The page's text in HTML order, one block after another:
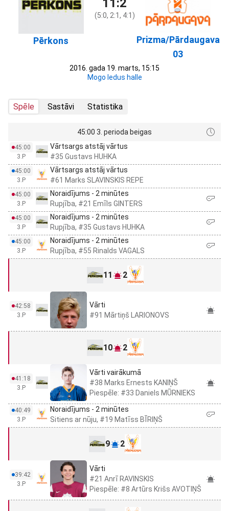
Pērkons
(5:0, 2:1, 4:1)
Prizma/Pārdaugava
03
2016. gada 19. marts, 15:15
Mogo ledus halle
Spēle Sastāvi Statistika
45:00 3. perioda beigas
45:00
3.P
Vārtsargs atstāj vārtus
#35 Gustavs HUHKA
45:00
3.P
Vārtsargs atstāj vārtus
#61 Marks SLAVINSKIS REPE
45:00
3.P
Noraidījums - 2 minūtes
Rupjība, #21 Emīls GINTERS
45:00
3.P
Noraidījums - 2 minūtes
Rupjība, #35 Gustavs HUHKA
45:00
3.P
Noraidījums - 2 minūtes
Rupjība, #55 Rinalds VAGALS
11 2
42:58
3.P
Vārti
#91 Mārtiņš LARIONOVS
10 2
41:18
3.P
Vārti vairākumā
#38 Marks Ernests KANIŅŠ
Piespēle: #33 Daniels MŪRNIEKS
40:49
3.P
Noraidījums - 2 minūtes
Sitiens ar nūju, #19 Matīss BĪRIŅŠ
9 2
39:42
3.P
Vārti
#21 Anrī RAVINSKIS
Piespēle: #8 Artūrs Krišs AVOTIŅŠ